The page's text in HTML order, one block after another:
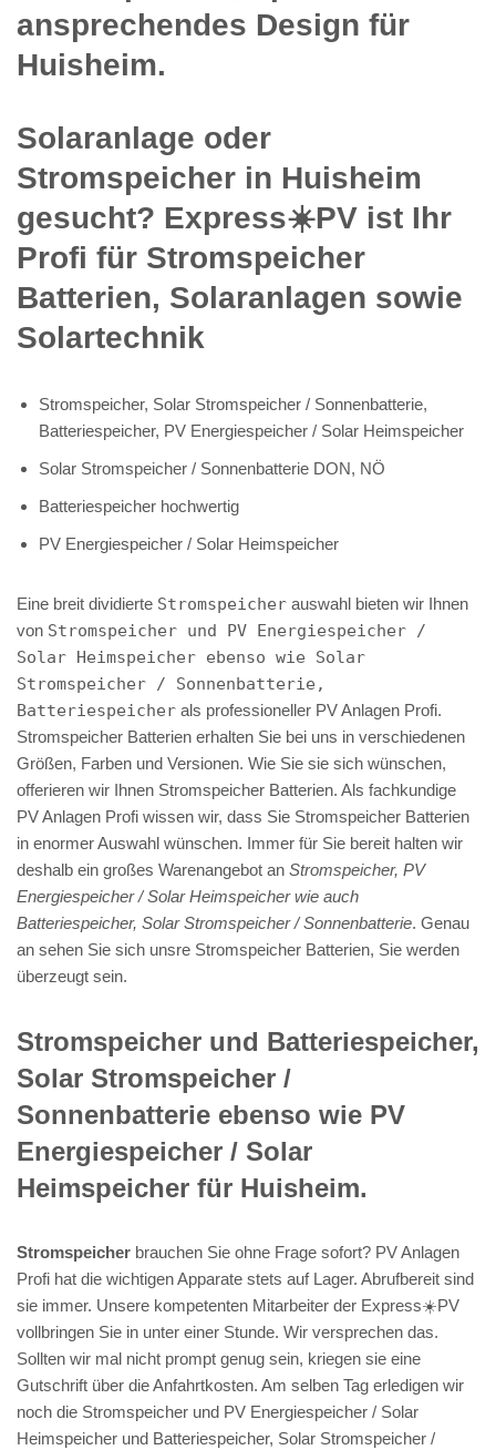
ansprechendes Design für
Huisheim.
Solaranlage oder
Stromspeicher in Huisheim
gesucht? Express☀️PV️ ist Ihr
Profi für Stromspeicher
Batterien, Solaranlagen sowie
Solartechnik
Stromspeicher, Solar Stromspeicher / Sonnenbatterie,
Batteriespeicher, PV Energiespeicher / Solar Heimspeicher
Solar Stromspeicher / Sonnenbatterie DON, NÖ
Batteriespeicher hochwertig
PV Energiespeicher / Solar Heimspeicher
Eine breit dividierte Stromspeicher auswahl bieten wir Ihnen
von Stromspeicher und PV Energiespeicher /
Solar Heimspeicher ebenso wie Solar
Stromspeicher / Sonnenbatterie,
Batteriespeicher als professioneller PV Anlagen Profi.
Stromspeicher Batterien erhalten Sie bei uns in verschiedenen
Größen, Farben und Versionen. Wie Sie sie sich wünschen,
offerieren wir Ihnen Stromspeicher Batterien. Als fachkundige
PV Anlagen Profi wissen wir, dass Sie Stromspeicher Batterien
in enormer Auswahl wünschen. Immer für Sie bereit halten wir
deshalb ein großes Warenangebot an Stromspeicher, PV
Energiespeicher / Solar Heimspeicher wie auch
Batteriespeicher, Solar Stromspeicher / Sonnenbatterie. Genau
an sehen Sie sich unsre Stromspeicher Batterien, Sie werden
überzeugt sein.
Stromspeicher und Batteriespeicher,
Solar Stromspeicher /
Sonnenbatterie ebenso wie PV
Energiespeicher / Solar
Heimspeicher für Huisheim.
Stromspeicher brauchen Sie ohne Frage sofort? PV Anlagen
Profi hat die wichtigen Apparate stets auf Lager. Abrufbereit sind
sie immer. Unsere kompetenten Mitarbeiter der Express☀️PV️
vollbringen Sie in unter einer Stunde. Wir versprechen das.
Sollten wir mal nicht prompt genug sein, kriegen sie eine
Gutschrift über die Anfahrtkosten. Am selben Tag erledigen wir
noch die Stromspeicher und PV Energiespeicher / Solar
Heimspeicher und Batteriespeicher, Solar Stromspeicher /